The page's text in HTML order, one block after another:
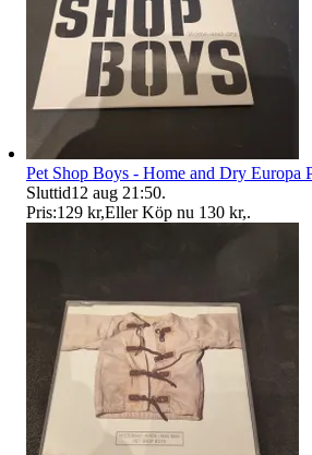
Pet Shop Boys - Home and Dry Europa
Sluttid12 aug 21:50.
Pris:129 kr,Eller Köp nu 130 kr,.